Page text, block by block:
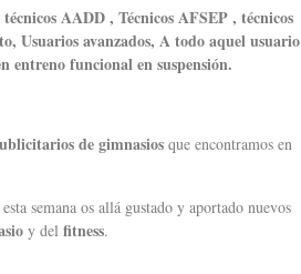
AADD , Técnicos AFSEP , técnicos
Usuarios avanzados, A todo aquel usuario
entreno funcional en suspensión.
de gimnasios que encontramos en
semana os allá gustado y aportado nuevos
y del fitness.